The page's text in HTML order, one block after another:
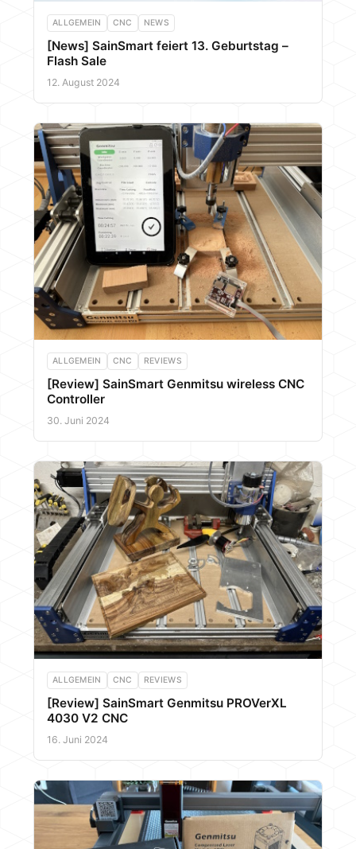
ALLGEMEIN CNC NEWS
[News] SainSmart feiert 13. Geburtstag –
Flash Sale
12. August 2024
ALLGEMEIN CNC REVIEWS
[Review] SainSmart Genmitsu wireless CNC
Controller
30. Juni 2024
ALLGEMEIN CNC REVIEWS
[Review] SainSmart Genmitsu PROVerXL
4030 V2 CNC
16. Juni 2024